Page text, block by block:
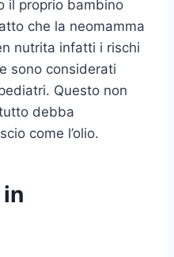
il proprio bambino
che la neomamma
nutrita infatti i rischi
sono considerati
Questo non
debba
come l’olio.